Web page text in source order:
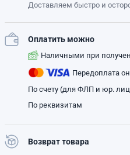
Доставляем быстро и
Оплатить можно
Наличными при
Передоплата
По счету (для ФЛП и юр.
По реквизитам
Возврат товара